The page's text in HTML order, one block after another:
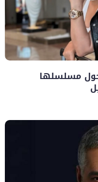
مسلسلها